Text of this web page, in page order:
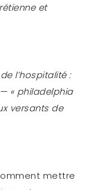
et
l’hospitalité :
« philadelphia
versants de
mettre